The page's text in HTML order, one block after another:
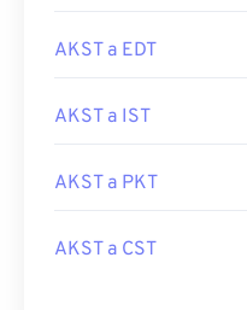
AKST a EDT
AKST a IST
AKST a PKT
AKST a CST